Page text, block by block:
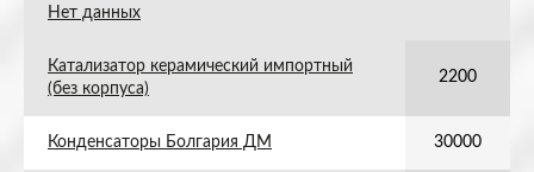
Нет данных
Катализатор керамический импортный
(без корпуса)
2200
Конденсаторы Болгария ДМ 30000